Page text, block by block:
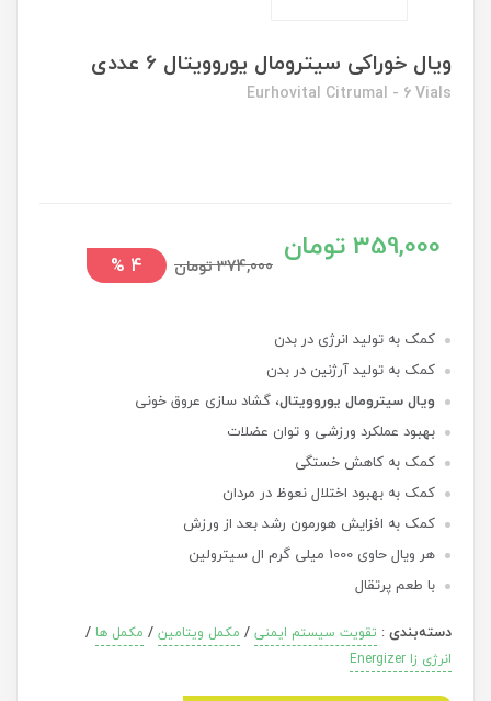
ویال خوراکی سیترومال یوروویتال 6 عددی
Eurhovital Citrumal - 6 Vials
359,000 تومان 374,000 تومان 4
%
کمک به تولید انرژی در بدن
کمک به تولید آرژنین در بدن
ویال سیترومال یوروویتال، گشاد سازی عروق خونی
بهبود عملکرد ورزشی و توان عضلات
کمک به کاهش خستگی
کمک به بهبود اختلال نعوظ در مردان
کمک به افزایش هورمون رشد بعد از ورزش
هر ویال حاوی 1000 میلی گرم ال سیترولین
با طعم پرتقال
دسته‌بندی: تقویت سیستم ایمنی/ مکمل ویتامین/ مکمل ها /
انرژی زا Energizer